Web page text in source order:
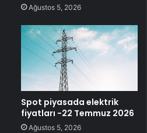
Ağustos 5, 2026
Spot piyasada elektrik
fiyatları -22 Temmuz 2026
Ağustos 5, 2026